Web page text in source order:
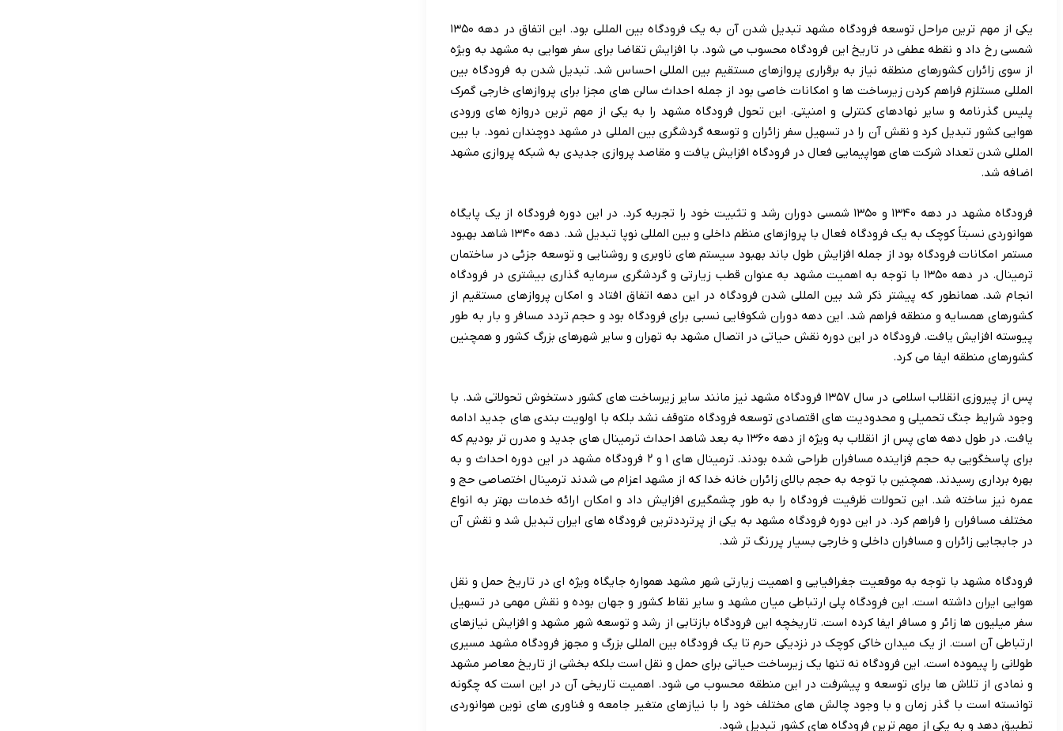
یکی از مهم ترین مراحل توسعه فرودگاه مشهد تبدیل شدن آن به یک فرودگاه بین المللی بود. این اتفاق در دهه ۱۳۵۰
شمسی رخ داد و نقطه عطفی در تاریخ این فرودگاه محسوب می شود. با افزایش تقاضا برای سفر هوایی به مشهد به ویژه
از سوی زائران کشورهای منطقه نیاز به برقراری پروازهای مستقیم بین المللی احساس شد. تبدیل شدن به فرودگاه بین
المللی مستلزم فراهم کردن زیرساخت ها و امکانات خاصی بود از جمله احداث سالن های مجزا برای پروازهای خارجی گمرک
پلیس گذرنامه و سایر نهادهای کنترلی و امنیتی. این تحول فرودگاه مشهد را به یکی از مهم ترین دروازه های ورودی
هوایی کشور تبدیل کرد و نقش آن را در تسهیل سفر زائران و توسعه گردشگری بین المللی در مشهد دوچندان نمود. با بین
المللی شدن تعداد شرکت های هواپیمایی فعال در فرودگاه افزایش یافت و مقاصد پروازی جدیدی به شبکه پروازی مشهد
اضافه شد.
فرودگاه مشهد در دهه ۱۳۴۰ و ۱۳۵۰ شمسی دوران رشد و تثبیت خود را تجربه کرد. در این دوره فرودگاه از یک پایگاه
هوانوردی نسبتاً کوچک به یک فرودگاه فعال با پروازهای منظم داخلی و بین المللی نوپا تبدیل شد. دهه ۱۳۴۰ شاهد بهبود
مستمر امکانات فرودگاه بود از جمله افزایش طول باند بهبود سیستم های ناوبری و روشنایی و توسعه جزئی در ساختمان
ترمینال. در دهه ۱۳۵۰ با توجه به اهمیت مشهد به عنوان قطب زیارتی و گردشگری سرمایه گذاری بیشتری در فرودگاه
انجام شد. همانطور که پیشتر ذکر شد بین المللی شدن فرودگاه در این دهه اتفاق افتاد و امکان پروازهای مستقیم از
کشورهای همسایه و منطقه فراهم شد. این دهه دوران شکوفایی نسبی برای فرودگاه بود و حجم تردد مسافر و بار به طور
پیوسته افزایش یافت. فرودگاه در این دوره نقش حیاتی در اتصال مشهد به تهران و سایر شهرهای بزرگ کشور و همچنین
کشورهای منطقه ایفا می کرد.
پس از پیروزی انقلاب اسلامی در سال ۱۳۵۷ فرودگاه مشهد نیز مانند سایر زیرساخت های کشور دستخوش تحولاتی شد. با
وجود شرایط جنگ تحمیلی و محدودیت های اقتصادی توسعه فرودگاه متوقف نشد بلکه با اولویت بندی های جدید ادامه
یافت. در طول دهه های پس از انقلاب به ویژه از دهه ۱۳۶۰ به بعد شاهد احداث ترمینال های جدید و مدرن تر بودیم که
برای پاسخگویی به حجم فزاینده مسافران طراحی شده بودند. ترمینال های ۱ و ۲ فرودگاه مشهد در این دوره احداث و به
بهره برداری رسیدند. همچنین با توجه به حجم بالای زائران خانه خدا که از مشهد اعزام می شدند ترمینال اختصاصی حج و
عمره نیز ساخته شد. این تحولات ظرفیت فرودگاه را به طور چشمگیری افزایش داد و امکان ارائه خدمات بهتر به انواع
مختلف مسافران را فراهم کرد. در این دوره فرودگاه مشهد به یکی از پرترددترین فرودگاه های ایران تبدیل شد و نقش آن
در جابجایی زائران و مسافران داخلی و خارجی بسیار پررنگ تر شد.
فرودگاه مشهد با توجه به موقعیت جغرافیایی و اهمیت زیارتی شهر مشهد همواره جایگاه ویژه ای در تاریخ حمل و نقل
هوایی ایران داشته است. این فرودگاه پلی ارتباطی میان مشهد و سایر نقاط کشور و جهان بوده و نقش مهمی در تسهیل
سفر میلیون ها زائر و مسافر ایفا کرده است. تاریخچه این فرودگاه بازتابی از رشد و توسعه شهر مشهد و افزایش نیازهای
ارتباطی آن است. از یک میدان خاکی کوچک در نزدیکی حرم تا یک فرودگاه بین المللی بزرگ و مجهز فرودگاه مشهد مسیری
طولانی را پیموده است. این فرودگاه نه تنها یک زیرساخت حیاتی برای حمل و نقل است بلکه بخشی از تاریخ معاصر مشهد
و نمادی از تلاش ها برای توسعه و پیشرفت در این منطقه محسوب می شود. اهمیت تاریخی آن در این است که چگونه
توانسته است با گذر زمان و با وجود چالش های مختلف خود را با نیازهای متغیر جامعه و فناوری های نوین هوانوردی
تطبیق دهد و به یکی از مهم ترین فرودگاه های کشور تبدیل شود.